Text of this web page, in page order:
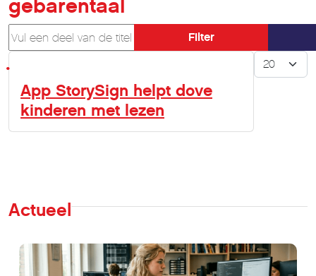
gebarentaal
Vul een deel van de titel in
Filter
Toon #
App StorySign helpt dove
kinderen met lezen
Actueel